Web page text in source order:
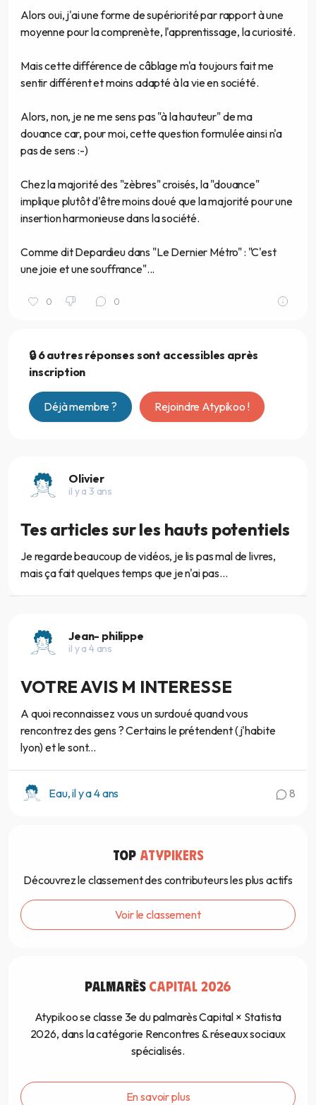
Alors oui, j'ai une forme de supériorité par rapport à une
moyenne pour la comprenète, l'apprentissage, la curiosité.
Mais cette différence de câblage m'a toujours fait me
sentir différent et moins adapté à la vie en société.
Alors, non, je ne me sens pas "à la hauteur" de ma
douance car, pour moi, cette question formulée ainsi n'a
pas de sens :-)
Chez la majorité des "zèbres" croisés, la "douance"
implique plutôt d'être moins doué que la majorité pour une
insertion harmonieuse dans la société.
Comme dit Depardieu dans "Le Dernier Métro" : "C'est
une joie et une souffrance"...
0 0
🔒 6 autres réponses sont accessibles après
inscription
Déjà membre ? Rejoindre Atypikoo !
Olivier
il y a 3 ans
Tes articles sur les hauts potentiels
Je regarde beaucoup de vidéos, je lis pas mal de livres,
mais ça fait quelques temps que je n'ai pas...
Jean- philippe
il y a 4 ans
VOTRE AVIS M INTERESSE
A quoi reconnaissez vous un surdoué quand vous
rencontrez des gens ? Certains le prétendent (j'habite
lyon) et le sont...
Eau, il y a 4 ans 8
TOP ATYPIKERS
Découvrez le classement des contributeurs les plus actifs
Voir le classement
PALMARÈS CAPITAL 2026
Atypikoo se classe 3e du palmarès Capital × Statista
2026, dans la catégorie Rencontres & réseaux sociaux
spécialisés.
En savoir plus